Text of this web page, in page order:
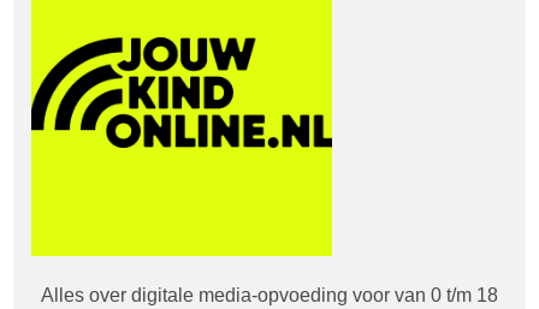
Alles over digitale media-opvoeding voor van 0 t/m 18